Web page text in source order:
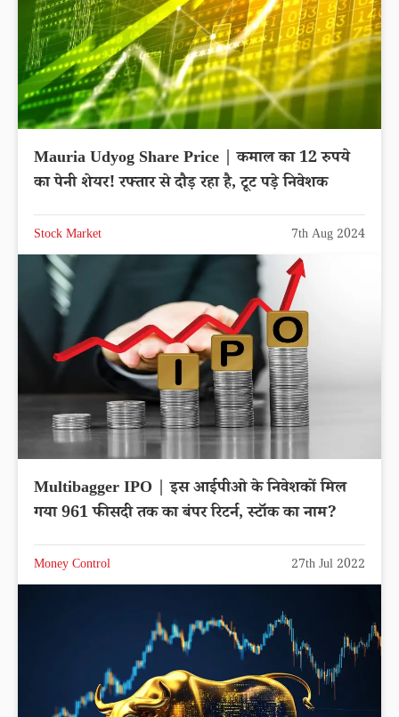
Mauria Udyog Share Price | कमाल का 12 रुपये
का पेनी शेयर! रफ्तार से दौड़ रहा है, टूट पड़े निवेशक
Stock Market 7th Aug 2024
Multibagger IPO | इस आईपीओ के निवेशकों मिल
गया 961 फीसदी तक का बंपर रिटर्न, स्टॉक का नाम?
Money Control 27th Jul 2022